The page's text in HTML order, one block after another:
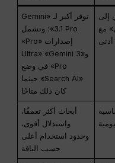
إلى
مع
توفر أكبر لـ «Gemini
3.1 Pro»؛ وتشمل
إصدارات «Pro»
و«Ultra» «Gemini 3
Pro» في وضع
«Search AI» حيثما
كان ذلك متاحًا
أبحاث أكثر تعمقًا،
واستدلال أقوى،
وحدود استخدام أعلى
حسب الباقة